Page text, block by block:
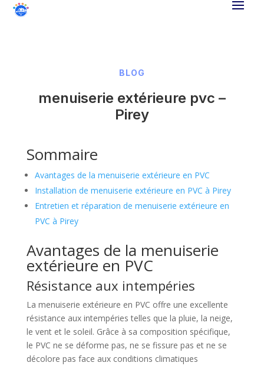
BLOG
menuiserie extérieure pvc –
Pirey
Sommaire
Avantages de la menuiserie extérieure en PVC
Installation de menuiserie extérieure en PVC à Pirey
Entretien et réparation de menuiserie extérieure en
PVC à Pirey
Avantages de la menuiserie
extérieure en PVC
Résistance aux intempéries
La menuiserie extérieure en PVC offre une excellente
résistance aux intempéries telles que la pluie, la neige,
le vent et le soleil. Grâce à sa composition spécifique,
le PVC ne se déforme pas, ne se fissure pas et ne se
décolore pas face aux conditions climatiques